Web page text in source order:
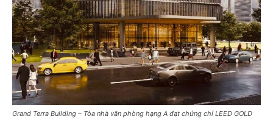
Grand Terra Building – Tòa nhà văn phòng hạng A đạt chứng chỉ LEED GOLD